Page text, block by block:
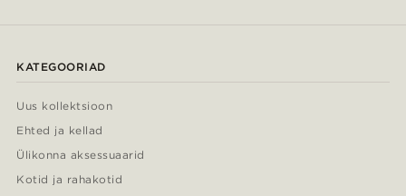
KATEGOORIAD
Uus kollektsioon
Ehted ja kellad
Ülikonna aksessuaarid
Kotid ja rahakotid